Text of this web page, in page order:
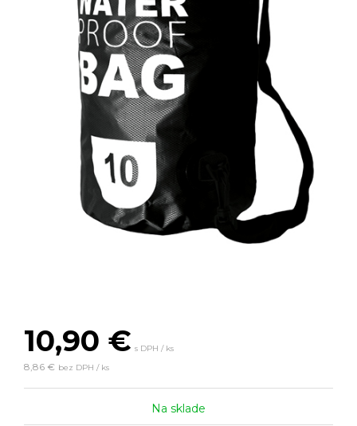
10,90 € s DPH / ks
8,86 € bez DPH / ks
Na sklade